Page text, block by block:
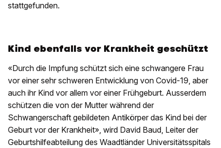
stattgefunden.
Kind ebenfalls vor Krankheit geschützt
«Durch die Impfung schützt sich eine schwangere Frau
vor einer sehr schweren Entwicklung von Covid-19, aber
auch ihr Kind vor allem vor einer Frühgeburt. Ausserdem
schützen die von der Mutter während der
Schwangerschaft gebildeten Antikörper das Kind bei der
Geburt vor der Krankheit», wird David Baud, Leiter der
Geburtshilfeabteilung des Waadtländer Universitätsspitals